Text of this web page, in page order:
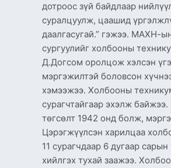
дотроос зүй байдлаар
суралцуулж, цаашид
даалгасугай.” гэжээ. МАХН-
сургуулийг холбооны
Д.Догсом оролцож хэлсэн
мэргэжилтэй боловсон
хэмээжээ. Холбооны
сурагчтайгаар эхэлж
төгсөлт 1942 онд болж,
Цэрэгжүүлсэн харилцаа
11 сурагчдаар 6 дугаар
хийлгэх тухай заажээ.